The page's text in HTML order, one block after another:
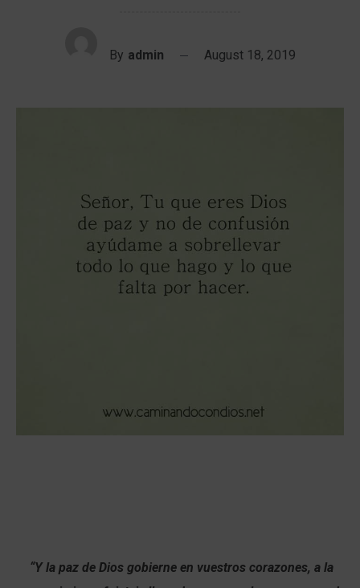
By admin August 18, 2019
“Y la paz de Dios gobierne en vuestros corazones, a la